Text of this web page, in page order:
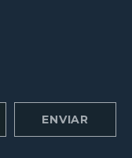
ENVIAR